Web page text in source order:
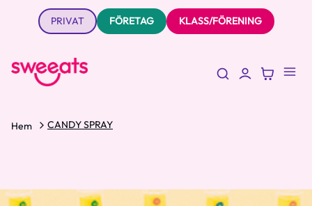
PRIVAT FÖRETAG KLASS/FÖRENING
Hem CANDY SPRAY